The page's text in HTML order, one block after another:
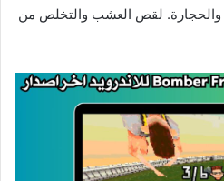
والحجارة. لقص العشب والتخلص من